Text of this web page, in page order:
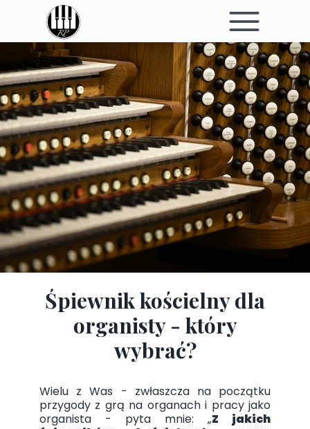
Śpiewnik kościelny dla
organisty - który
wybrać?
Wielu z Was - zwłaszcza na początku
przygody z grą na organach i pracy jako
organista - pyta mnie: „Z jakich